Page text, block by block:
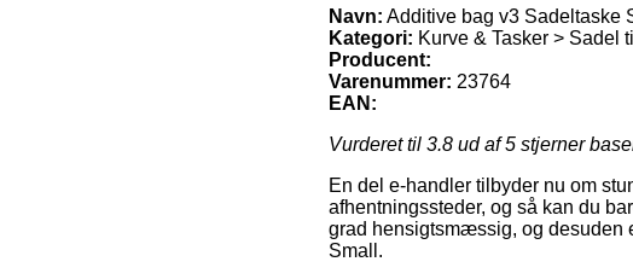
Navn: Additive bag v3 Sadeltaske
Kategori: Kurve & Tasker > Sadel
Producent:
Varenummer: 23764
EAN:
Vurderet til 3.8 ud af 5 stjerner
En del e-handler tilbyder nu om
afhentningssteder, og så kan du
grad hensigtsmæssig, og desuden
Small.